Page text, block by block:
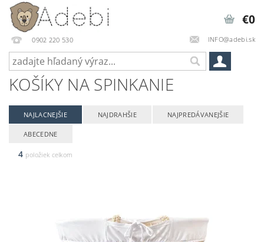
0902 220 530 INFO@adebi.sk
€0
KOŠÍKY NA SPINKANIE
NAJLACNEJŠIE NAJDRAHŠIE NAJPREDÁVANEJŠIE
ABECEDNE
4 položiek celkom